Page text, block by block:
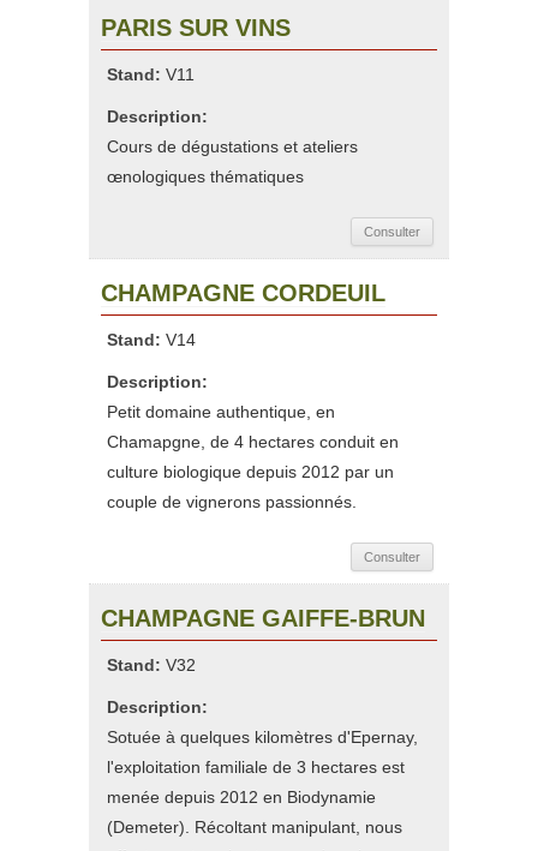
PARIS SUR VINS
Stand: V11
Description:
Cours de dégustations et ateliers
œnologiques thématiques
Consulter
CHAMPAGNE CORDEUIL
Stand: V14
Description:
Petit domaine authentique, en
Chamapgne, de 4 hectares conduit en
culture biologique depuis 2012 par un
couple de vignerons passionnés.
Consulter
CHAMPAGNE GAIFFE-BRUN
Stand: V32
Description:
Sotuée à quelques kilomètres d'Epernay,
l'exploitation familiale de 3 hectares est
menée depuis 2012 en Biodynamie
(Demeter). Récoltant manipulant, nous